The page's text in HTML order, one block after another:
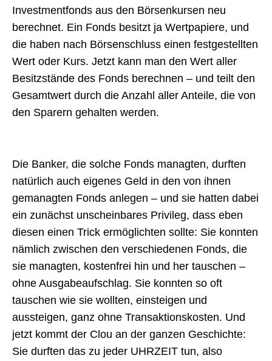
Investmentfonds aus den Börsenkursen neu
berechnet. Ein Fonds besitzt ja Wertpapiere, und
die haben nach Börsenschluss einen festgestellten
Wert oder Kurs. Jetzt kann man den Wert aller
Besitzstände des Fonds berechnen – und teilt den
Gesamtwert durch die Anzahl aller Anteile, die von
den Sparern gehalten werden.
Die Banker, die solche Fonds managten, durften
natürlich auch eigenes Geld in den von ihnen
gemanagten Fonds anlegen – und sie hatten dabei
ein zunächst unscheinbares Privileg, dass eben
diesen einen Trick ermöglichten sollte: Sie konnten
nämlich zwischen den verschiedenen Fonds, die
sie managten, kostenfrei hin und her tauschen –
ohne Ausgabeaufschlag. Sie konnten so oft
tauschen wie sie wollten, einsteigen und
aussteigen, ganz ohne Transaktionskosten. Und
jetzt kommt der Clou an der ganzen Geschichte:
Sie durften das zu jeder UHRZEIT tun, also